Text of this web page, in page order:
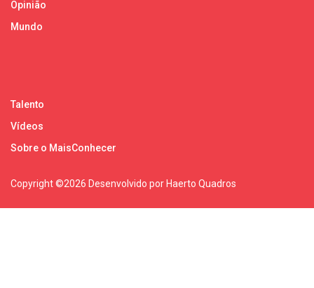
Opinião
Mundo
Talento
Vídeos
Sobre o MaisConhecer
Copyright ©2026 Desenvolvido por Haerto Quadros